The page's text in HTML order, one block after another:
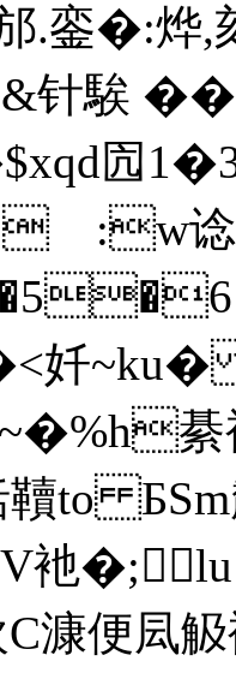
.銮�:烨,
 ��
囥
:w
奷
韇to
衪
C漮便凨